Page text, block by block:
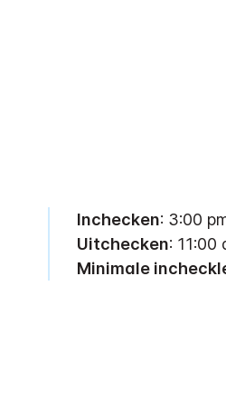
Inchecken: 3:00
Uitchecken: 11:00
Minimale